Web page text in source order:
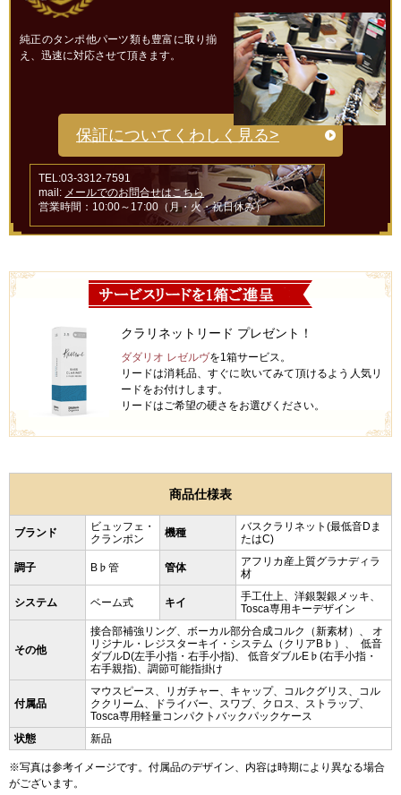
純正のタンポ他パーツ類も豊富に取り揃
え、迅速に対応させて頂きます。
保証についてくわしく見る>
TEL:03-3312-7591
mail: メールでのお問合せはこちら
営業時間：10:00～17:00（月・火・祝日休み）
クラリネットリード プレゼント！
ダダリオ レゼルヴを1箱サービス。
リードは消耗品、すぐに吹いてみて頂けるよう人気リ
ードをお付けします。
リードはご希望の硬さをお選びください。
商品仕様表
ブランド
ビュッフェ・
クランポン
機種
バスクラリネット(最低音Dま
たはC)
調子 B♭管 管体
アフリカ産上質グラナディラ
材
システム ベーム式 キイ
手工仕上、洋銀製銀メッキ、
Tosca専用キーデザイン
その他
接合部補強リング、ボーカル部分合成コルク（新素材）、 オ
リジナル・レジスターキイ・システム（クリアB♭）、 低音
ダブルD(左手小指・右手小指)、 低音ダブルE♭(右手小指・
右手親指)、調節可能指掛け
付属品
マウスピース、リガチャー、キャップ、コルクグリス、コル
ククリーム、ドライバー、スワブ、クロス、ストラップ、
Tosca専用軽量コンパクトバックパックケース
状態
新品
※写真は参考イメージです。付属品のデザイン、内容は時期により異なる場合
がございます。